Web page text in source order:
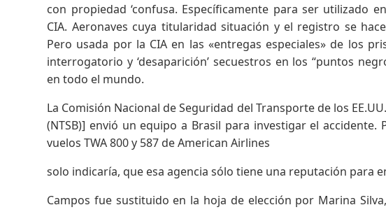
con propiedad ‘confusa. Específicamente para ser utilizado
CIA. Aeronaves cuya titularidad situación y el registro se
Pero usada por la CIA en las «entregas especiales» de los
interrogatorio y ‘desaparición’ secuestros en los “puntos
en todo el mundo.
La Comisión Nacional de Seguridad del Transporte de los
(NTSB)] envió un equipo a Brasil para investigar el
vuelos TWA 800 y 587 de American Airlines
solo indicaría, que esa agencia sólo tiene una reputación para
Campos fue sustituido en la hoja de elección por Marina